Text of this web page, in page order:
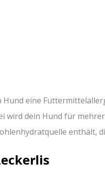
Hund eine
wird dein Hund für
enthält,